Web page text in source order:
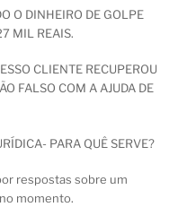
O DINHEIRO DE GOLPE
MIL REAIS.
CLIENTE RECUPEROU
FALSO COM A AJUDA DE
PARA QUÊ SERVE?
respostas sobre um
momento.